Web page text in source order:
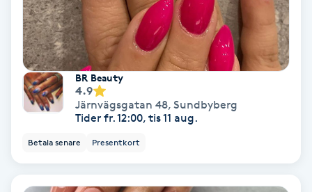
Enzympeeling
Extensions
Extensions borttagning
Eyeliner-tatuering
BR Beauty
4.9
Järnvägsgatan 48, Sundbyberg
Tider fr. 12:00, tis 11 aug.
Betala senare Presentkort